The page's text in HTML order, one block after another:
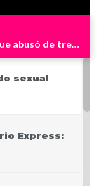
Sentencian a depravado sexual que abusó de tres niños en Westchester
sexual
Express: